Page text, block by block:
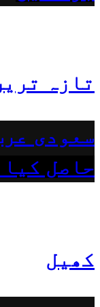
تازہ
سعودی
حاصل
کھیل